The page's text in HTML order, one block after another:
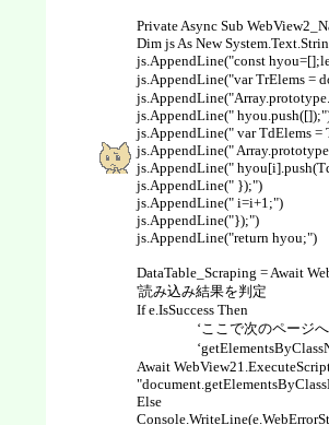
Private Async Sub
Dim js As New
js.AppendLine("const
js.AppendLine("var TrElems =
js.AppendLine("
js.AppendLine(" var TdElems =
js.AppendLine("
js.AppendLine("
js.AppendLine(" });")
js.AppendLine(" i=i+1;")
js.AppendLine("});")
js.AppendLine("return hyou;")
DataTable_Scraping = Await
'読み込み結果を判定
If e.IsSuccess Then
‘ここで次のページへの
Await
Else